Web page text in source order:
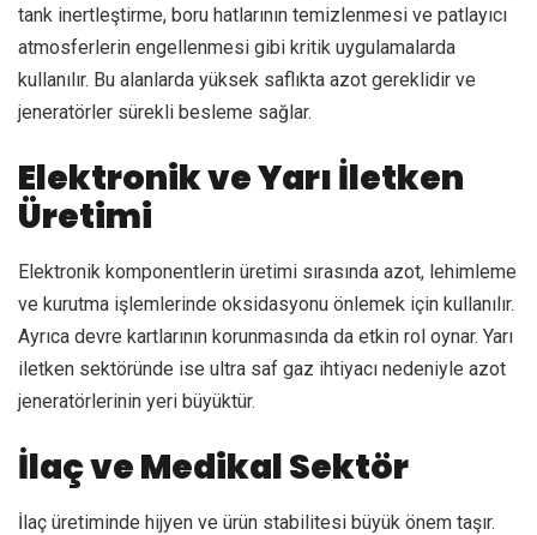
tank inertleştirme, boru hatlarının temizlenmesi ve patlayıcı
atmosferlerin engellenmesi gibi kritik uygulamalarda
kullanılır. Bu alanlarda yüksek saflıkta azot gereklidir ve
jeneratörler sürekli besleme sağlar.
Elektronik ve Yarı İletken
Üretimi
Elektronik komponentlerin üretimi sırasında azot, lehimleme
ve kurutma işlemlerinde oksidasyonu önlemek için kullanılır.
Ayrıca devre kartlarının korunmasında da etkin rol oynar. Yarı
iletken sektöründe ise ultra saf gaz ihtiyacı nedeniyle azot
jeneratörlerinin yeri büyüktür.
İlaç ve Medikal Sektör
İlaç üretiminde hijyen ve ürün stabilitesi büyük önem taşır.